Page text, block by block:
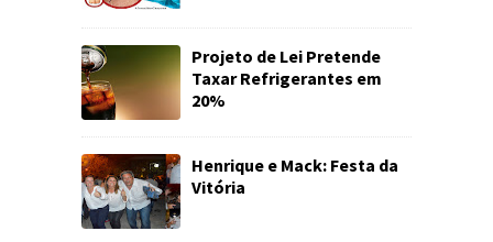
Projeto de Lei Pretende
Taxar Refrigerantes em
20%
Henrique e Mack: Festa da
Vitória